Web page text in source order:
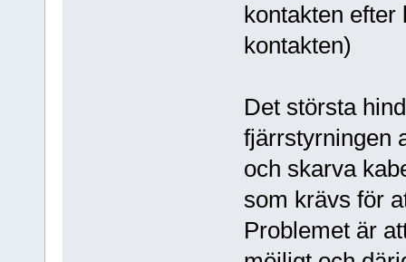
kontakten
kontakten)
Det största
fjärrstyrningen
och skarva
som krävs för
Problemet är